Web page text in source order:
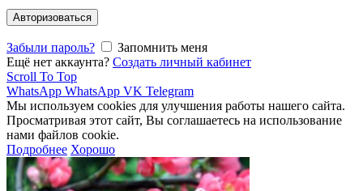
Авторизоваться
Забыли пароль?
Запомнить меня
Ещё нет аккаунта? Создать личный кабинет
Scroll To Top
WhatsApp WhatsApp VK Telegram
Мы используем cookies для улучшения работы нашего сайта.
Просматривая этот сайт, Вы соглашаетесь на использование
нами файлов cookie.
Подробнее Хорошо